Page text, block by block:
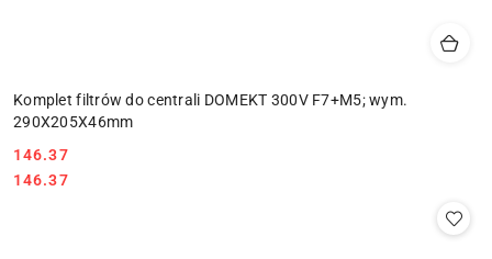
Komplet filtrów do centrali DOMEKT 300V F7+M5; wym.
290X205X46mm
Cena:
146.37
Cena:
146.37